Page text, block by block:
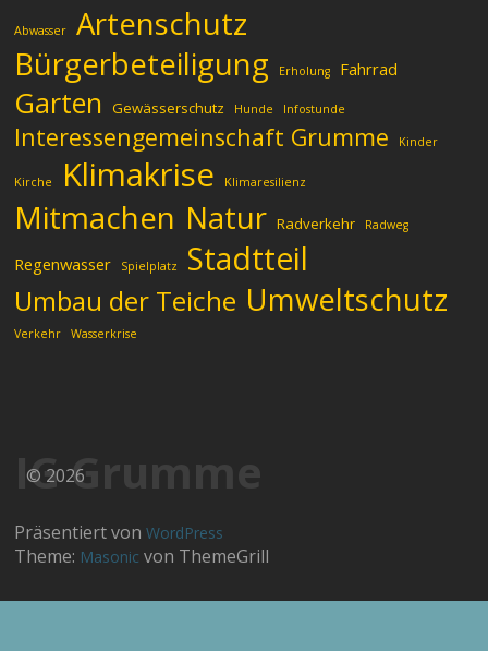
Abwasser Artenschutz
Bürgerbeteiligung Erholung Fahrrad
Garten Gewässerschutz Hunde Infostunde
Interessengemeinschaft Grumme Kinder
Kirche Klimakrise Klimaresilienz
Mitmachen Natur Radverkehr Radweg
Regenwasser Spielplatz Stadtteil
Umbau der Teiche Umweltschutz
Verkehr Wasserkrise
IG Grumme
© 2026
Präsentiert vonWordPress
Theme: Masonic von ThemeGrill